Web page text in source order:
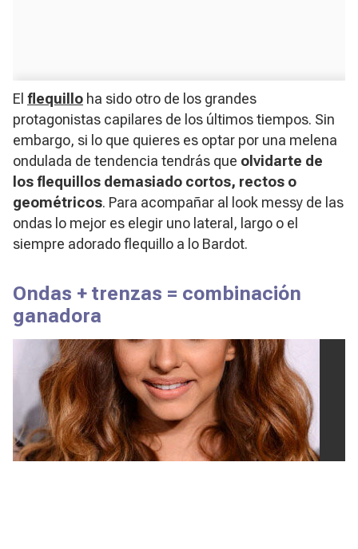
El flequillo ha sido otro de los grandes
protagonistas capilares de los últimos tiempos. Sin
embargo, si lo que quieres es optar por una melena
ondulada de tendencia tendrás que olvidarte de
los flequillos demasiado cortos, rectos o
geométricos. Para acompañar al look messy de las
ondas lo mejor es elegir uno lateral, largo o el
siempre adorado flequillo a lo Bardot.
Ondas + trenzas = combinación
ganadora